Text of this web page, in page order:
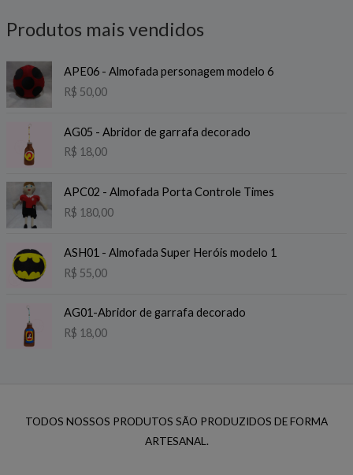
Produtos mais vendidos
APE06 - Almofada personagem modelo 6
R$ 50,00
AG05 - Abridor de garrafa decorado
R$ 18,00
APC02 - Almofada Porta Controle Times
R$ 180,00
ASH01 - Almofada Super Heróis modelo 1
R$ 55,00
AG01-Abridor de garrafa decorado
R$ 18,00
TODOS NOSSOS PRODUTOS SÃO PRODUZIDOS DE FORMA
ARTESANAL.